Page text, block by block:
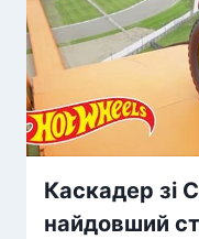
Каскадер зі
найдовший